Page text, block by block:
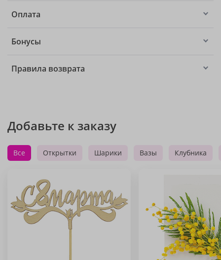
Оплата
Бонусы
Правила возврата
Добавьте к заказу
Все Открытки Шарики Вазы Клубника